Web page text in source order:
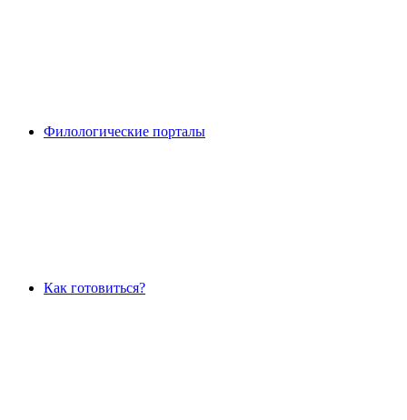
Филологические порталы
Как готовиться?